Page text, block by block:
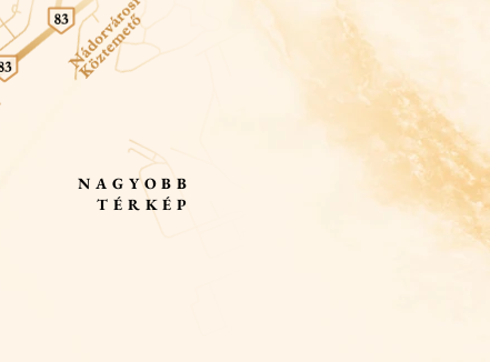
NAGYOBB
TÉRKÉP